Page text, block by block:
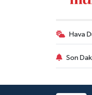
Hava
Son